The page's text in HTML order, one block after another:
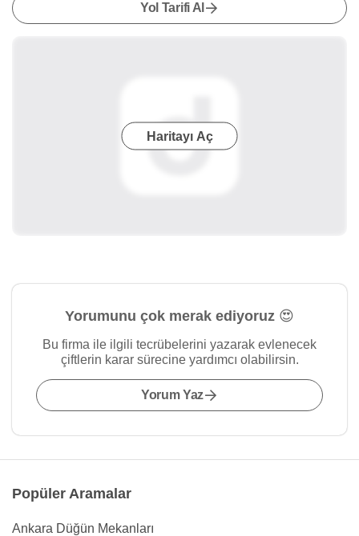
Yol Tarifi Al
Haritayı Aç
Yorumunu çok merak ediyoruz 😍
Bu firma ile ilgili tecrübelerini yazarak evlenecek
çiftlerin karar sürecine yardımcı olabilirsin.
Yorum Yaz
Popüler Aramalar
Ankara Düğün Mekanları